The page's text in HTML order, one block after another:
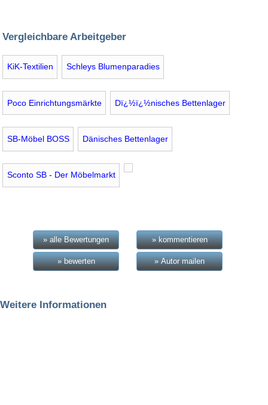
Vergleichbare Arbeitgeber
KiK-Textilien Schleys Blumenparadies
Poco Einrichtungsmärkte Dï¿½ï¿½nisches Bettenlager
SB-Möbel BOSS Dänisches Bettenlager
Sconto SB - Der Möbelmarkt
» alle Bewertungen » kommentieren
» bewerten » Autor mailen
Weitere Informationen